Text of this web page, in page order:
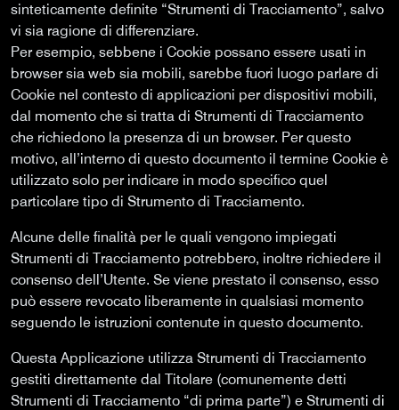
sinteticamente definite “Strumenti di Tracciamento”, salvo
vi sia ragione di differenziare.
Per esempio, sebbene i Cookie possano essere usati in
browser sia web sia mobili, sarebbe fuori luogo parlare di
Cookie nel contesto di applicazioni per dispositivi mobili,
dal momento che si tratta di Strumenti di Tracciamento
che richiedono la presenza di un browser. Per questo
motivo, all’interno di questo documento il termine Cookie è
utilizzato solo per indicare in modo specifico quel
particolare tipo di Strumento di Tracciamento.
Alcune delle finalità per le quali vengono impiegati
Strumenti di Tracciamento potrebbero, inoltre richiedere il
consenso dell’Utente. Se viene prestato il consenso, esso
può essere revocato liberamente in qualsiasi momento
seguendo le istruzioni contenute in questo documento.
Questa Applicazione utilizza Strumenti di Tracciamento
gestiti direttamente dal Titolare (comunemente detti
Strumenti di Tracciamento “di prima parte”) e Strumenti di